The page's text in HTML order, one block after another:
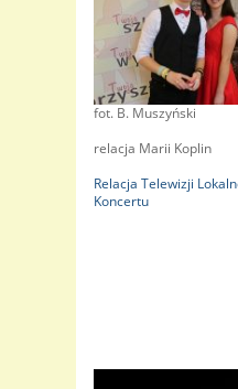
fot. B. Muszyński
relacja Marii Koplin
Relacja Telewizji
Koncertu